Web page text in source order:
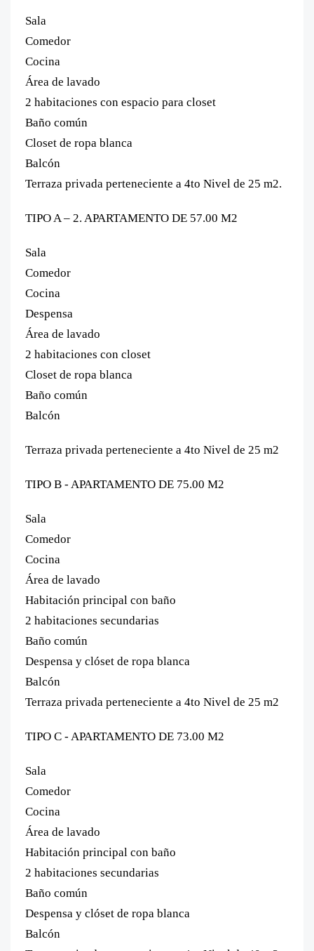
Sala
Comedor
Cocina
Área de lavado
2 habitaciones con espacio para closet
Baño común
Closet de ropa blanca
Balcón
Terraza privada perteneciente a 4to Nivel de 25 m2.
TIPO A – 2. APARTAMENTO DE 57.00 M2
Sala
Comedor
Cocina
Despensa
Área de lavado
2 habitaciones con closet
Closet de ropa blanca
Baño común
Balcón
Terraza privada perteneciente a 4to Nivel de 25 m2
TIPO B - APARTAMENTO DE 75.00 M2
Sala
Comedor
Cocina
Área de lavado
Habitación principal con baño
2 habitaciones secundarias
Baño común
Despensa y clóset de ropa blanca
Balcón
Terraza privada perteneciente a 4to Nivel de 25 m2
TIPO C - APARTAMENTO DE 73.00 M2
Sala
Comedor
Cocina
Área de lavado
Habitación principal con baño
2 habitaciones secundarias
Baño común
Despensa y clóset de ropa blanca
Balcón